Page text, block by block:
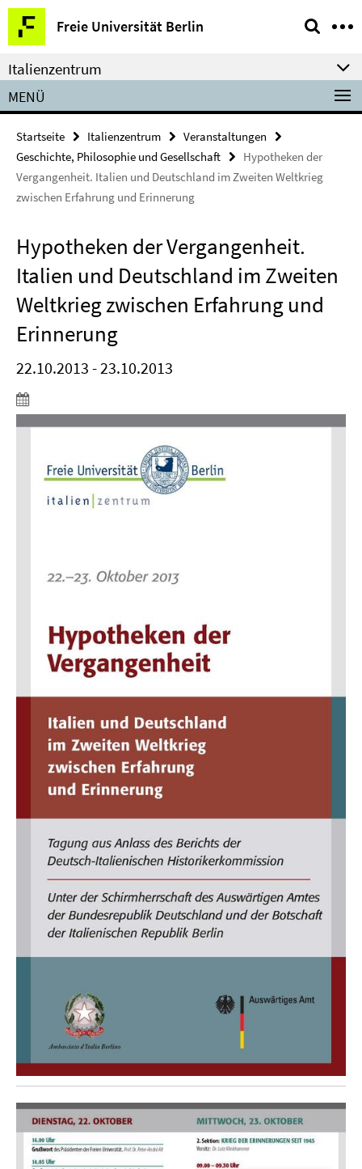
Springe
direkt
zu
Inhalt
Freie Universität Berlin
Service-
Navigation
Italienzentrum
MENÜ
Startseite Italienzentrum
Veranstaltungen
Geschichte, Philosophie und Gesellschaft
Hypotheken der
Vergangenheit. Italien und Deutschland im Zweiten Weltkrieg
zwischen Erfahrung und Erinnerung
Hypotheken der Vergangenheit.
Italien und Deutschland im Zweiten
Weltkrieg zwischen Erfahrung und
Erinnerung
22.10.2013 - 23.10.2013